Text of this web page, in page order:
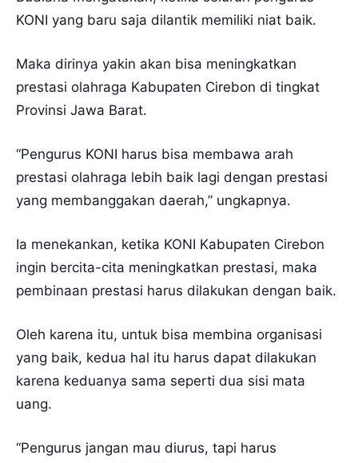
KONI yang baru saja dilantik memiliki niat baik.
Maka dirinya yakin akan bisa meningkatkan
prestasi olahraga Kabupaten Cirebon di tingkat
Provinsi Jawa Barat.
“Pengurus KONI harus bisa membawa arah
prestasi olahraga lebih baik lagi dengan prestasi
yang membanggakan daerah,” ungkapnya.
Ia menekankan, ketika KONI Kabupaten Cirebon
ingin bercita-cita meningkatkan prestasi, maka
pembinaan prestasi harus dilakukan dengan baik.
Oleh karena itu, untuk bisa membina organisasi
yang baik, kedua hal itu harus dapat dilakukan
karena keduanya sama seperti dua sisi mata
uang.
“Pengurus jangan mau diurus, tapi harus